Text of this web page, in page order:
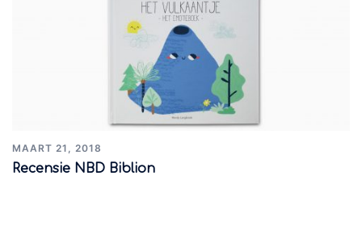
MAART 21, 2018
Recensie NBD Biblion